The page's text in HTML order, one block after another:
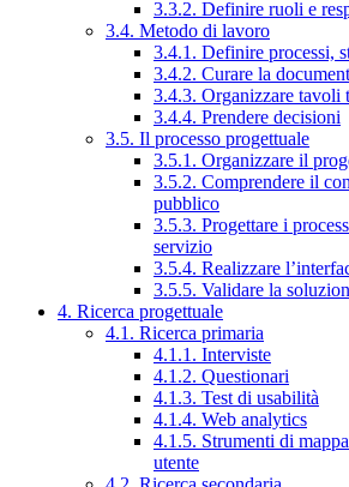
3.3.2. Definire ruoli e
3.4. Metodo di lavoro
3.4.1. Definire processi,
3.4.2. Curare la
3.4.3. Organizzare tavoli
3.4.4. Prendere decisioni
3.5. Il processo progettuale
3.5.1. Organizzare il
3.5.2. Comprendere il
pubblico
3.5.3. Progettare i
servizio
3.5.4. Realizzare
3.5.5. Validare la
4. Ricerca progettuale
4.1. Ricerca primaria
4.1.1. Interviste
4.1.2. Questionari
4.1.3. Test di usabilità
4.1.4. Web analytics
4.1.5. Strumenti di
utente